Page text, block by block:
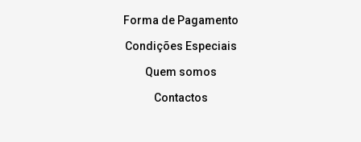
Forma de Pagamento
Condições Especiais
Quem somos
Contactos